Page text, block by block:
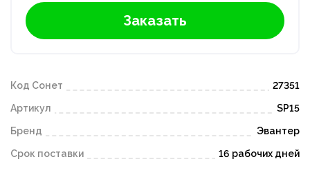
Заказать
Код Сонет 27351
Артикул SP15
Бренд Эвантер
Срок поставки 16 рабочих дней